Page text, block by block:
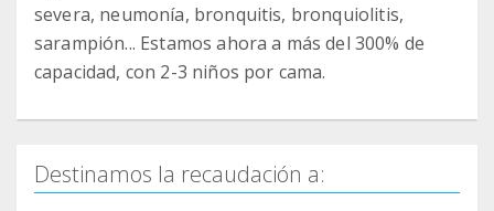
severa, neumonía, bronquitis, bronquiolitis,
sarampión... Estamos ahora a más del 300% de
capacidad, con 2-3 niños por cama.
Destinamos la recaudación a: